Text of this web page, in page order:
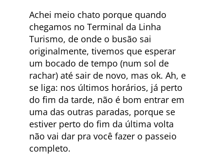
Achei meio chato porque quando
chegamos no Terminal da Linha
Turismo, de onde o busão sai
originalmente, tivemos que esperar
um bocado de tempo (num sol de
rachar) até sair de novo, mas ok. Ah, e
se liga: nos últimos horários, já perto
do fim da tarde, não é bom entrar em
uma das outras paradas, porque se
estiver perto do fim da última volta
não vai dar pra você fazer o passeio
completo.